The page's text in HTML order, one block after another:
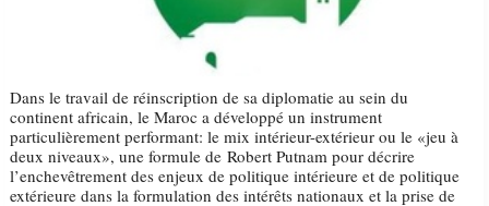
Dans le travail de réinscription de sa diplomatie au sein du
continent africain, le Maroc a développé un instrument
particulièrement performant: le mix intérieur-extérieur ou le «jeu à
deux niveaux», une formule de Robert Putnam pour décrire
l’enchevêtrement des enjeux de politique intérieure et de politique
extérieure dans la formulation des intérêts nationaux et la prise de